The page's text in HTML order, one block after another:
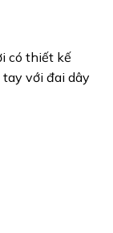
có thiết kế
tay với đai dây